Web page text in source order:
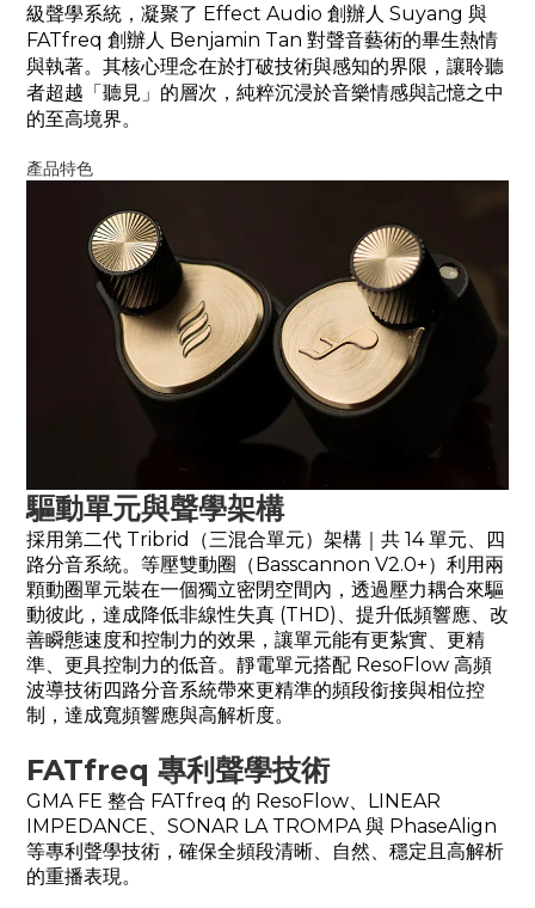
級聲學系統，凝聚了 Effect Audio 創辦人 Suyang 與
FATfreq 創辦人 Benjamin Tan 對聲音藝術的畢生熱情
與執著。其核心理念在於打破技術與感知的界限，讓聆聽
者超越「聽見」的層次，純粹沉浸於音樂情感與記憶之中
的至高境界。
產品特色
驅動單元與聲學架構
採用第二代 Tribrid（三混合單元）架構｜共 14 單元、四
路分音系統。等壓雙動圈（Basscannon V2.0+）利用兩
顆動圈單元裝在一個獨立密閉空間內，透過壓力耦合來驅
動彼此，達成降低非線性失真 (THD)、提升低頻響應、改
善瞬態速度和控制力的效果，讓單元能有更紮實、更精
準、更具控制力的低音。靜電單元搭配 ResoFlow 高頻
波導技術四路分音系統帶來更精準的頻段銜接與相位控
制，達成寬頻響應與高解析度。
FATfreq 專利聲學技術
GMA FE 整合 FATfreq 的 ResoFlow、LINEAR
IMPEDANCE、SONAR LA TROMPA 與 PhaseAlign
等專利聲學技術，確保全頻段清晰、自然、穩定且高解析
的重播表現。